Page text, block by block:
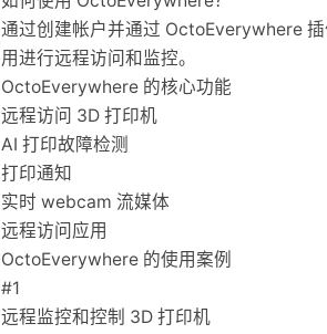
通过创建帐户并通过 OctoEverywhere
用进行远程访问和监控。
OctoEverywhere 的核心功能
远程访问 3D 打印机
AI 打印故障检测
打印通知
实时 webcam 流媒体
远程访问应用
OctoEverywhere 的使用案例
#1
远程监控和控制 3D 打印机